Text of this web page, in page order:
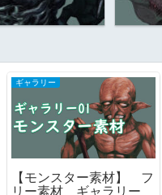
ギャラリー
【モンスター素材】 フ
リー素材 ギャラリー